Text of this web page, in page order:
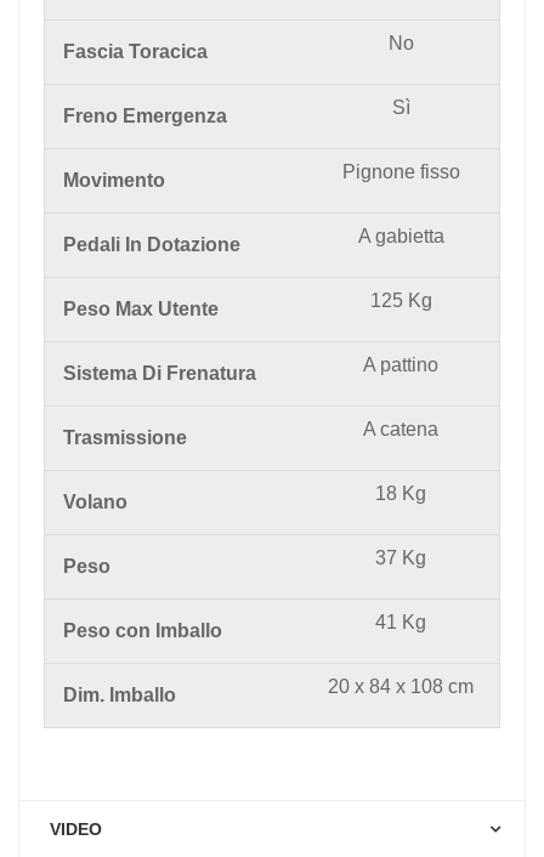
Fascia Toracica No
Freno Emergenza Sì
Movimento Pignone fisso
Pedali In Dotazione A gabietta
Peso Max Utente 125 Kg
Sistema Di Frenatura A pattino
Trasmissione A catena
Volano 18 Kg
Peso 37 Kg
Peso con Imballo 41 Kg
Dim. Imballo 20 x 84 x 108 cm
VIDEO